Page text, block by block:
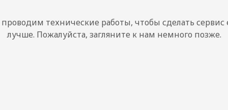
технические работы, чтобы сделать сервис
лучше. Пожалуйста, загляните к нам немного позже.